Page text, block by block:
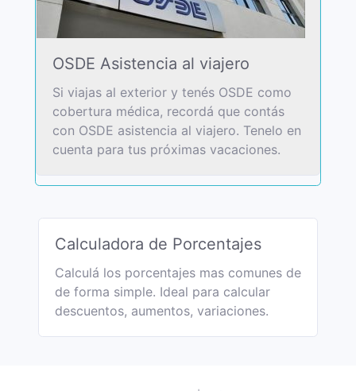
OSDE Asistencia al viajero
Si viajas al exterior y tenés OSDE como
cobertura médica, recordá que contás
con OSDE asistencia al viajero. Tenelo en
cuenta para tus próximas vacaciones.
Calculadora de Porcentajes
Calculá los porcentajes mas comunes de
de forma simple. Ideal para calcular
descuentos, aumentos, variaciones.